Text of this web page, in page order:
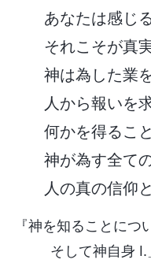
あなたは感じ
それこそが真
神は為した業
人から報いを
何かを得るこ
神が為す全て
人の真の信仰
『神を知ることにつ
そして神自身